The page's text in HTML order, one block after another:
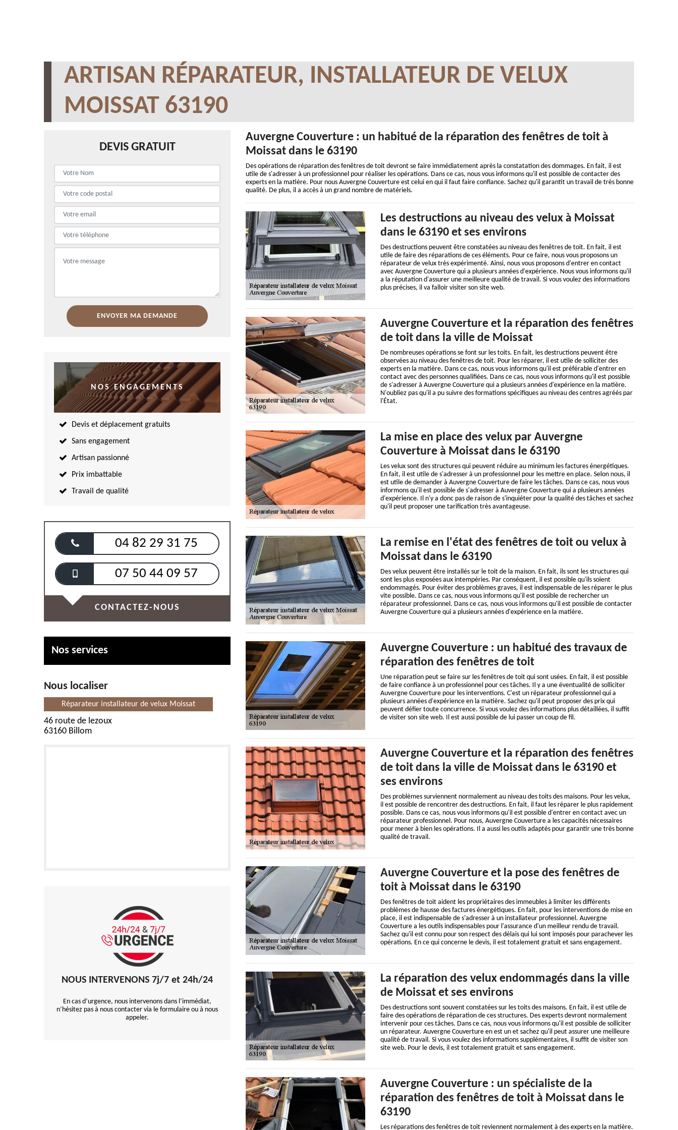
ARTISAN RÉPARATEUR, INSTALLATEUR DE VELUX
MOISSAT 63190
DEVIS GRATUIT
NOS ENGAGEMENTS
Devis et déplacement gratuits
Sans engagement
Artisan passionné
Prix imbattable
Travail de qualité
04 82 29 31 75
07 50 44 09 57
CONTACTEZ-NOUS
Nos services
Nous localiser
Réparateur installateur de velux Moissat
46 route de lezoux
63160 Billom
NOUS INTERVENONS 7j/7 et 24h/24
En cas d’urgence, nous intervenons dans l’immédiat,
n’hésitez pas à nous contacter via le formulaire ou à nous
appeler.
Auvergne Couverture : un habitué de la réparation des fenêtres de toit à
Moissat dans le 63190
Des opérations de réparation des fenêtres de toit devront se faire immédiatement après la constatation des dommages. En fait, il est
utile de s'adresser à un professionnel pour réaliser les opérations. Dans ce cas, nous vous informons qu'il est possible de contacter des
experts en la matière. Pour nous Auvergne Couverture est celui en qui il faut faire confiance. Sachez qu'il garantit un travail de très bonne
qualité. De plus, il a accès à un grand nombre de matériels.
Les destructions au niveau des velux à Moissat
dans le 63190 et ses environs
Des destructions peuvent être constatées au niveau des fenêtres de toit. En fait, il est
utile de faire des réparations de ces éléments. Pour ce faire, nous vous proposons un
réparateur de velux très expérimenté. Ainsi, nous vous proposons d'entrer en contact
avec Auvergne Couverture qui a plusieurs années d'expérience. Nous vous informons qu'il
a la réputation d'assurer une meilleure qualité de travail. Si vous voulez des informations
plus précises, il va falloir visiter son site web.
Auvergne Couverture et la réparation des fenêtres
de toit dans la ville de Moissat
De nombreuses opérations se font sur les toits. En fait, les destructions peuvent être
observées au niveau des fenêtres de toit. Pour les réparer, il est utile de solliciter des
experts en la matière. Dans ce cas, nous vous informons qu'il est préférable d'entrer en
contact avec des personnes qualifiées. Dans ce cas, nous vous informons qu'il est possible
de s'adresser à Auvergne Couverture qui a plusieurs années d'expérience en la matière.
N'oubliez pas qu'il a pu suivre des formations spécifiques au niveau des centres agréés par
l'État.
La mise en place des velux par Auvergne
Couverture à Moissat dans le 63190
Les velux sont des structures qui peuvent réduire au minimum les factures énergétiques.
En fait, il est utile de s'adresser à un professionnel pour les mettre en place. Selon nous, il
est utile de demander à Auvergne Couverture de faire les tâches. Dans ce cas, nous vous
informons qu'il est possible de s'adresser à Auvergne Couverture qui a plusieurs années
d'expérience. Il n'y a donc pas de raison de s'inquiéter pour la qualité des tâches et sachez
qu'il peut proposer une tarification très avantageuse.
La remise en l'état des fenêtres de toit ou velux à
Moissat dans le 63190
Des velux peuvent être installés sur le toit de la maison. En fait, ils sont les structures qui
sont les plus exposées aux intempéries. Par conséquent, il est possible qu'ils soient
endommagés. Pour éviter des problèmes graves, il est indispensable de les réparer le plus
vite possible. Dans ce cas, nous vous informons qu'il est possible de rechercher un
réparateur professionnel. Dans ce cas, nous vous informons qu'il est possible de contacter
Auvergne Couverture qui a plusieurs années d'expérience en la matière.
Auvergne Couverture : un habitué des travaux de
réparation des fenêtres de toit
Une réparation peut se faire sur les fenêtres de toit qui sont usées. En fait, il est possible
de faire confiance à un professionnel pour ces tâches. Il y a une éventualité de solliciter
Auvergne Couverture pour les interventions. C'est un réparateur professionnel qui a
plusieurs années d'expérience en la matière. Sachez qu'il peut proposer des prix qui
peuvent défier toute concurrence. Si vous voulez des informations plus détaillées, il suffit
de visiter son site web. Il est aussi possible de lui passer un coup de fil.
Auvergne Couverture et la réparation des fenêtres
de toit dans la ville de Moissat dans le 63190 et
ses environs
Des problèmes surviennent normalement au niveau des toits des maisons. Pour les velux,
il est possible de rencontrer des destructions. En fait, il faut les réparer le plus rapidement
possible. Dans ce cas, nous vous informons qu'il est possible d'entrer en contact avec un
réparateur professionnel. Pour nous, Auvergne Couverture a les capacités nécessaires
pour mener à bien les opérations. Il a aussi les outils adaptés pour garantir une très bonne
qualité de travail.
Auvergne Couverture et la pose des fenêtres de
toit à Moissat dans le 63190
Des fenêtres de toit aident les propriétaires des immeubles à limiter les différents
problèmes de hausse des factures énergétiques. En fait, pour les interventions de mise en
place, il est indispensable de s'adresser à un installateur professionnel. Auvergne
Couverture a les outils indispensables pour l'assurance d'un meilleur rendu de travail.
Sachez qu'il est connu pour son respect des délais qui lui sont imposés pour parachever les
opérations. En ce qui concerne le devis, il est totalement gratuit et sans engagement.
La réparation des velux endommagés dans la ville
de Moissat et ses environs
Des destructions sont souvent constatées sur les toits des maisons. En fait, il est utile de
faire des opérations de réparation de ces structures. Des experts devront normalement
intervenir pour ces tâches. Dans ce cas, nous vous informons qu'il est possible de solliciter
un réparateur. Auvergne Couverture en est un et sachez qu'il peut assurer une meilleure
qualité de travail. Si vous voulez des informations supplémentaires, il suffit de visiter son
site web. Pour le devis, il est totalement gratuit et sans engagement.
Auvergne Couverture : un spécialiste de la
réparation des fenêtres de toit à Moissat dans le
63190
Les réparations des fenêtres de toit reviennent normalement à des experts en la matière.